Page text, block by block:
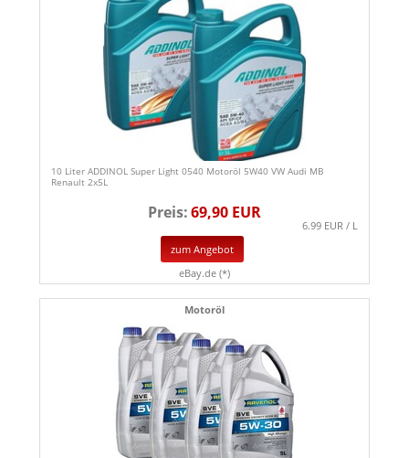
10 Liter ADDINOL Super Light 0540 Motoröl 5W40 VW Audi MB
Renault 2x5L
Preis:69,90 EUR
6.99 EUR / L
zum Angebot
eBay.de (*)
Motoröl